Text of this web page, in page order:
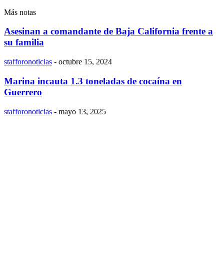
Más notas
Asesinan a comandante de Baja California frente a
su familia
stafforonoticias - octubre 15, 2024
Marina incauta 1.3 toneladas de cocaína en
Guerrero
stafforonoticias - mayo 13, 2025